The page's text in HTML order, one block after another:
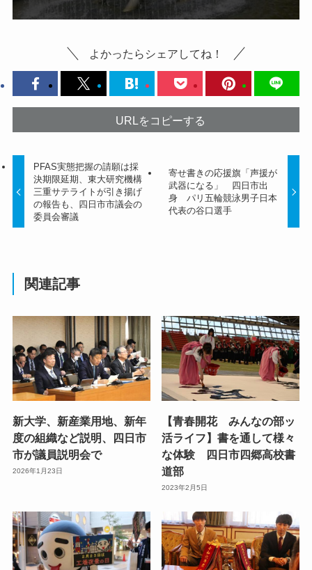
よかったらシェアしてね！
URLをコピーする
PFAS実態把握の請願は採
決期限延期、東大研究機構
三重サテライトが引き揚げ
の報告も、四日市市議会の
委員会審議
寄せ書きの応援旗「声援が
武器になる」 四日市出
身 パリ五輪競泳男子日本
代表の谷口選手
関連記事
新大学、新産業用地、新年
度の組織など説明、四日市
市が議員説明会で
2026年1月23日
【青春開花 みんなの部ッ
活ライフ】書を通して様々
な体験 四日市四郷高校書
道部
2023年2月5日